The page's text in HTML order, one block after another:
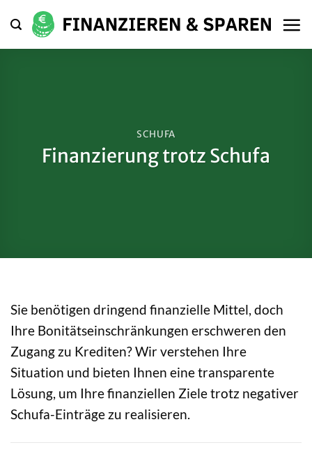
Inhalt
springen
SCHUFA
Finanzierung trotz Schufa
Sie benötigen dringend finanzielle Mittel, doch
Ihre Bonitätseinschränkungen erschweren den
Zugang zu Krediten? Wir verstehen Ihre
Situation und bieten Ihnen eine transparente
Lösung, um Ihre finanziellen Ziele trotz negativer
Schufa-Einträge zu realisieren.